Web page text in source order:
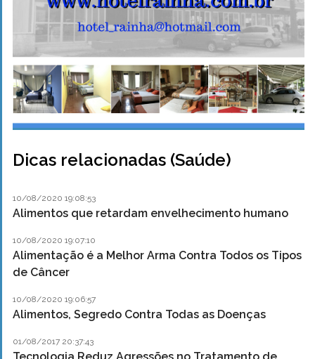
Dicas relacionadas (Saúde)
10/08/2020 19:08:53
Alimentos que retardam envelhecimento humano
10/08/2020 19:07:10
Alimentação é a Melhor Arma Contra Todos os Tipos
de Câncer
10/08/2020 19:06:57
Alimentos, Segredo Contra Todas as Doenças
01/08/2017 20:37:43